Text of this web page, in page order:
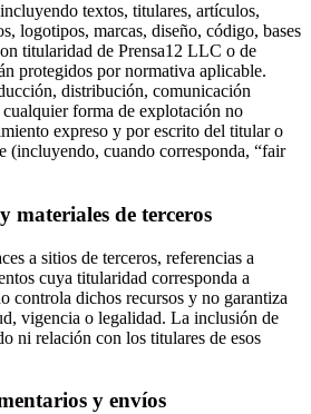
textos, titulares, artículos,
logotipos, marcas, diseño, código, bases
titularidad de Prensa12 LLC o de
protegidos por normativa aplicable.
distribución, comunicación
forma de explotación no
expreso y por escrito del titular o
(incluyendo, cuando corresponda, “fair
materiales de terceros
a sitios de terceros, referencias a
cuya titularidad corresponda a
controla dichos recursos y no garantiza
vigencia o legalidad. La inclusión de
ni relación con los titulares de esos
y envíos